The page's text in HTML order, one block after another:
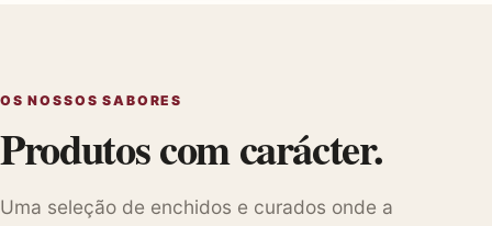
OS NOSSOS SABORES
Produtos com carácter.
Uma seleção de enchidos e curados onde a